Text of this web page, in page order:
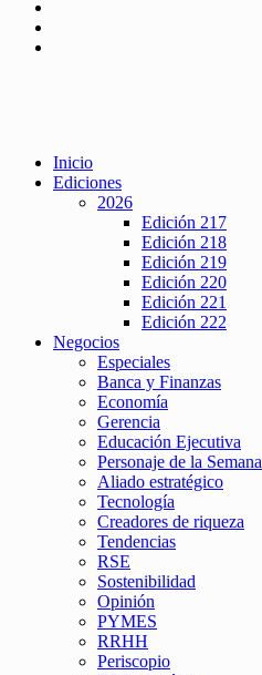
Inicio
Ediciones
2026
Edición 217
Edición 218
Edición 219
Edición 220
Edición 221
Edición 222
Negocios
Especiales
Banca y Finanzas
Economía
Gerencia
Educación Ejecutiva
Personaje de la Semana
Aliado estratégico
Tecnología
Creadores de riqueza
Tendencias
RSE
Sostenibilidad
Opinión
PYMES
RRHH
Periscopio